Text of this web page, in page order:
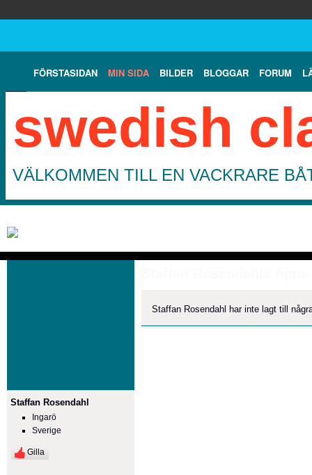
FÖRSTASIDAN MIN SIDA BILDER BLOGGAR FORUM
swedish
VÄLKOMMEN TILL EN VACKRARE
Staffan Rosendahl
Ingarö
Sverige
Gilla
Staffan Rosendahl har inte lagt till